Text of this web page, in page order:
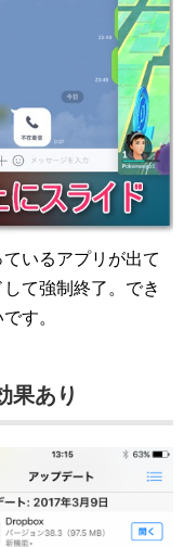
いるアプリが出て
て強制終了。でき
す。
果あり